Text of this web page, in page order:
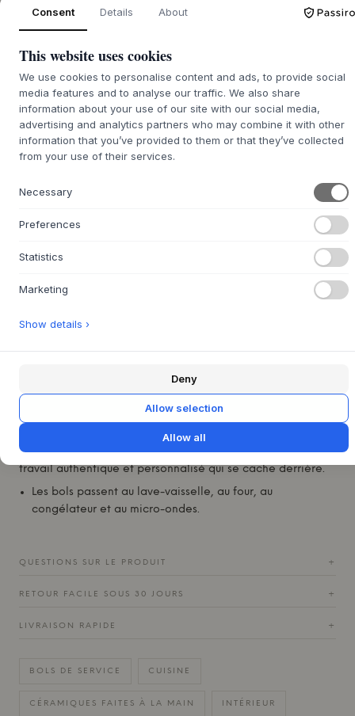
Blue
Green Large Beige Large
AJOUTER AU PANIER
4-6 semaines de délai
Nous nous chargeons de vous le procurer
DESCRIPTION +
esthétique au quotidien. La magnifique glaçure présente un
Chaque bol est soigneusement tourné à la main dans un
grès robuste et émaillé à la main dans l'atelier de
Djursland. Vous obtenez une pièce unique de l'artisanat
danois où de petites variations dans l'émail témoignent du
travail authentique et personnalisé qui se cache derrière.
Les bols passent au lave-vaisselle, au four, au
congélateur et au micro-ondes.
QUESTIONS SUR LE PRODUIT +
RETOUR FACILE SOUS 30 JOURS +
LIVRAISON RAPIDE +
BOLS DE SERVICE CUISINE
CÉRAMIQUES FAITES À LA MAIN INTÉRIEUR
Consent Details About
This website uses cookies
We use cookies to personalise content and ads, to provide social
media features and to analyse our traffic. We also share
information about your use of our site with our social media,
advertising and analytics partners who may combine it with other
information that you’ve provided to them or that they’ve collected
from your use of their services.
Necessary
Preferences
Statistics
Marketing
Show details ›
Deny
Allow selection
Allow all